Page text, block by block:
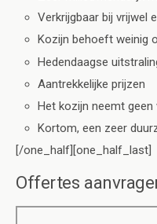
Verkrijgbaar bij vrijwel
Kozijn behoeft weinig
Hedendaagse
Aantrekkelijke prijzen
Het kozijn neemt
Kortom, een zeer
[/one_half][one_half_last]
Offertes